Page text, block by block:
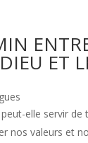
ET
elle servir de
nos valeurs et